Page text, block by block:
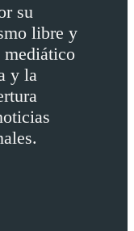
su
libre y
mediático
y la